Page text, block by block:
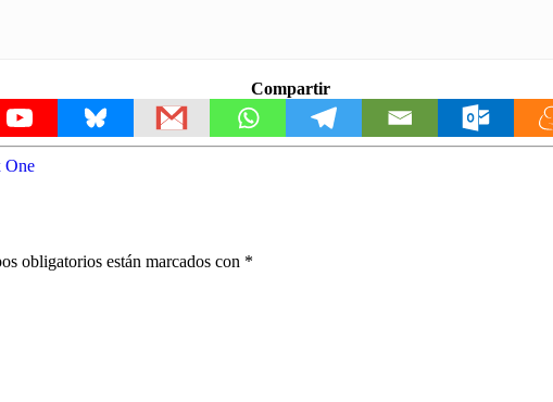
Compartir
One
obligatorios están marcados con *